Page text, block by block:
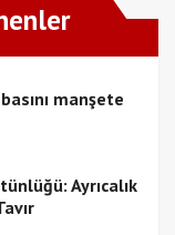
manşete
Ayrıcalık